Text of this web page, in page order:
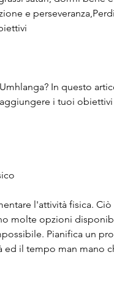
e
In questo
i tuoi
l'attività fisica. Ciò
molte opzioni
Pianifica un
il tempo man mano